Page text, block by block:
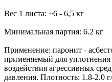
Вес 1 листа: ~6 - 6,5 кг
Минимальная партия: 6.2 кг
Применение: паронит -
применяемый для уплотнения
воздействия агрессивных
давления. Плотность: 1.8-2.0